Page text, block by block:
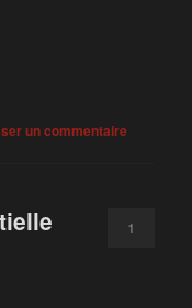
un commentaire
1